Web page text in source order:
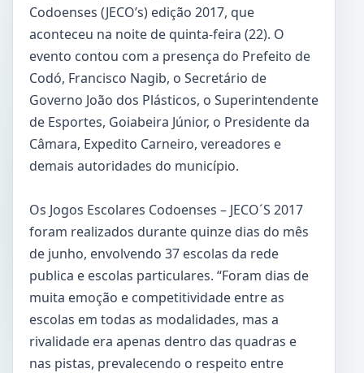
Codoenses (JECO’s) edição 2017, que
aconteceu na noite de quinta-feira (22). O
evento contou com a presença do Prefeito de
Codó, Francisco Nagib, o Secretário de
Governo João dos Plásticos, o Superintendente
de Esportes, Goiabeira Júnior, o Presidente da
Câmara, Expedito Carneiro, vereadores e
demais autoridades do município.
Os Jogos Escolares Codoenses – JECO´S 2017
foram realizados durante quinze dias do mês
de junho, envolvendo 37 escolas da rede
publica e escolas particulares. “Foram dias de
muita emoção e competitividade entre as
escolas em todas as modalidades, mas a
rivalidade era apenas dentro das quadras e
nas pistas, prevalecendo o respeito entre